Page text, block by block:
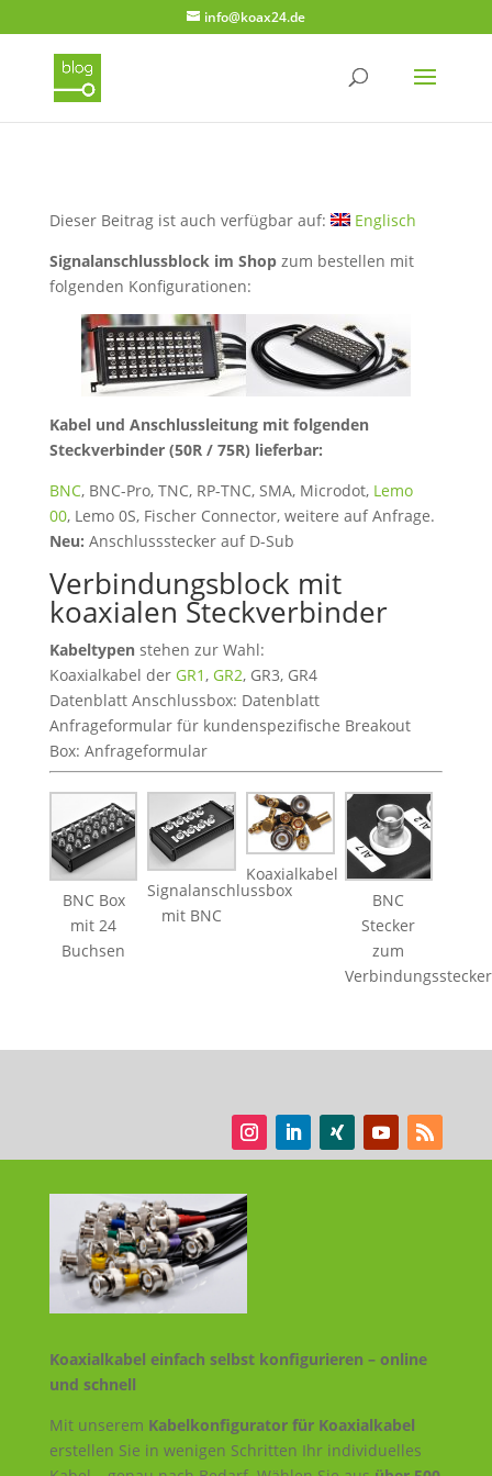
info@koax24.de
Dieser Beitrag ist auch verfügbar auf:
Englisch
Signalanschlussblock im Shopzum bestellen mit
folgenden Konfigurationen:
Kabel und Anschlussleitung mit folgenden
Steckverbinder (50R / 75R) lieferbar:
BNC, BNC-Pro, TNC, RP-TNC, SMA, Microdot, Lemo
00, Lemo 0S, Fischer Connector, weitere auf Anfrage.
Neu: Anschlussstecker auf D-Sub
Verbindungsblock mit
koaxialen Steckverbinder
Kabeltypenstehen zur Wahl:
Koaxialkabel der GR1, GR2, GR3, GR4
Datenblatt Anschlussbox: Datenblatt
Anfrageformular für kundenspezifische Breakout
Box: Anfrageformular
BNC Box
mit 24
Buchsen
Signalanschlussbox
mit BNC
Koaxialkabel
BNC
Stecker
zum
Verbindungsstecker
Koaxialkabel einfach selbst konfigurieren – online
und schnell
Mit unserem Kabelkonfigurator für Koaxialkabel
erstellen Sie in wenigen Schritten Ihr individuelles